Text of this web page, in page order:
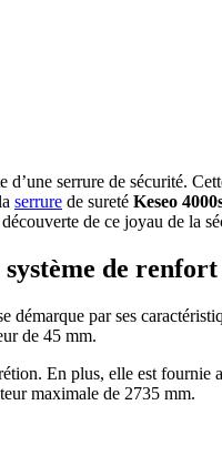
serrure de sécurité.
serrure de sureté Keseo
de ce joyau de la
de
démarque par ses
de 45 mm.
En plus, elle est
maximale de 2735 mm.